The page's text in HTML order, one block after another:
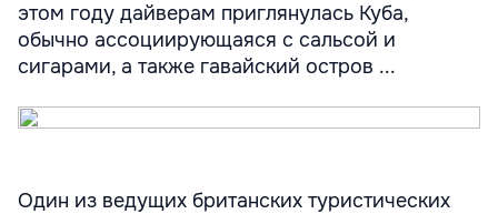
этом году дайверам приглянулась Куба,
обычно ассоциирующаяся с сальсой и
сигарами, а также гавайский остров ...
Один из ведущих британских туристических